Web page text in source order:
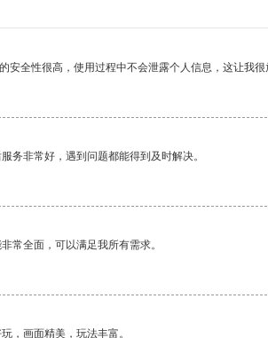
安全性很高，使用过程中不会泄露个人信息，这让我
务非常好，遇到问题都能得到及时解决。
常全面，可以满足我所有需求。
，画面精美，玩法丰富。